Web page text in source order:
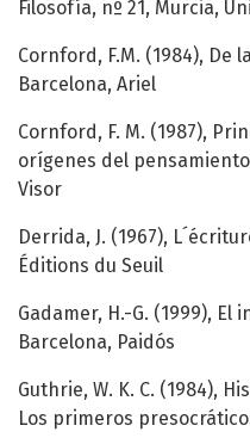
Filosofía, nº 21, Murcia,
Cornford, F.M. (1984), De
Barcelona, Ariel
Cornford, F. M. (1987),
orígenes del
Visor
Derrida, J. (1967),
Éditions du Seuil
Gadamer, H.-G. (1999),
Barcelona, Paidós
Guthrie, W. K. C. (1984),
Los primeros